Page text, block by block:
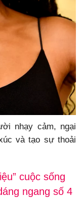
nhạy cảm, ngại
và tạo sự thoải
cuộc sống
ngang số 4